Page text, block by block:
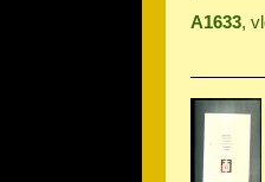
A1633,